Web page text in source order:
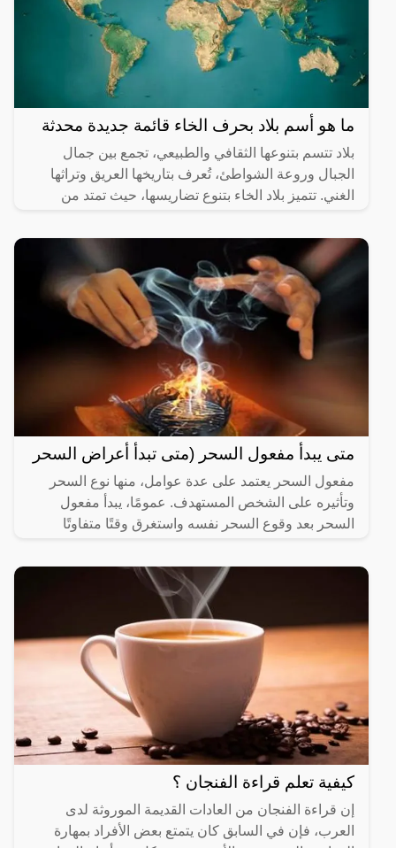
ما هو أسم بلاد بحرف الخاء قائمة جديدة محدثة
بلاد تتسم بتنوعها الثقافي والطبيعي، تجمع بين جمال
الجبال وروعة الشواطئ، تُعرف بتاريخها العريق وتراثها
الغني. تتميز بلاد الخاء بتنوع تضاريسها، حيث تمتد من
متى يبدأ مفعول السحر (متى تبدأ أعراض السحر
مفعول السحر يعتمد على عدة عوامل، منها نوع السحر
وتأثيره على الشخص المستهدف. عمومًا، يبدأ مفعول
السحر بعد وقوع السحر نفسه واستغرق وقتًا متفاوتًا
كيفية تعلم قراءة الفنجان ؟
إن قراءة الفنجان من العادات القديمة الموروثة لدى
العرب، فإن في السابق كان يتمتع بعض الأفراد بمهارة